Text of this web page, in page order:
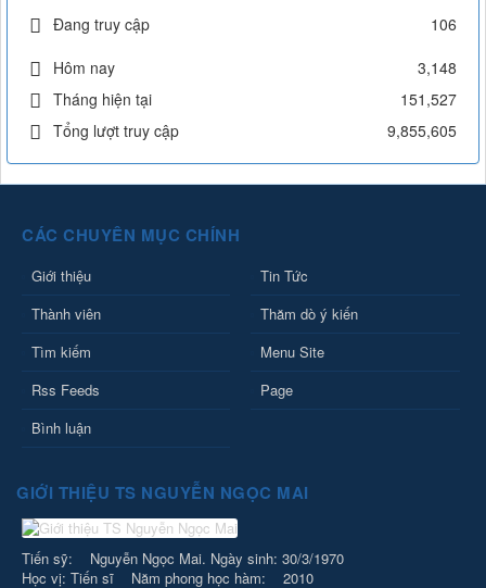
Đang truy cập
106
Hôm nay
3,148
Tháng hiện tại
151,527
Tổng lượt truy cập
9,855,605
CÁC CHUYÊN MỤC CHÍNH
Giới thiệu
Tin Tức
Thành viên
Thăm dò ý kiến
Tìm kiếm
Menu Site
Rss Feeds
Page
Bình luận
GIỚI THIỆU TS NGUYỄN NGỌC MAI
Tiến sỹ: Nguyễn Ngọc Mai. Ngày sinh: 30/3/1970
Học vị: Tiến sĩ Năm phong học hàm: 2010